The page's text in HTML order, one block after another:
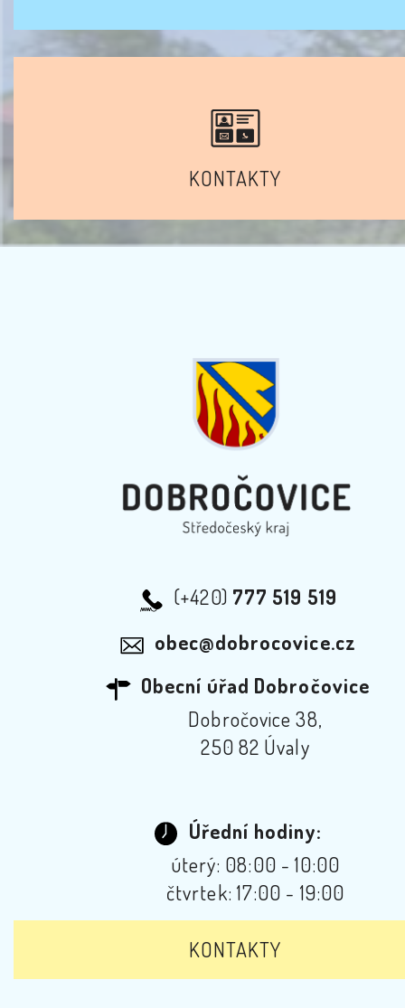
KONTAKTY
(+420) 777 519 519
obec@dobrocovice.cz
Obecní úřad Dobročovice
Dobročovice 38,
250 82 Úvaly
Úřední hodiny:
úterý: 08:00 - 10:00
čtvrtek: 17:00 - 19:00
KONTAKTY